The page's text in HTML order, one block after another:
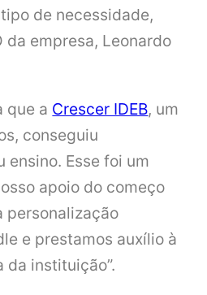
de necessidade,
da empresa, Leonardo
que a Crescer IDEB, um
conseguiu
ensino. Esse foi um
apoio do começo
personalização
e prestamos auxílio à
instituição”.